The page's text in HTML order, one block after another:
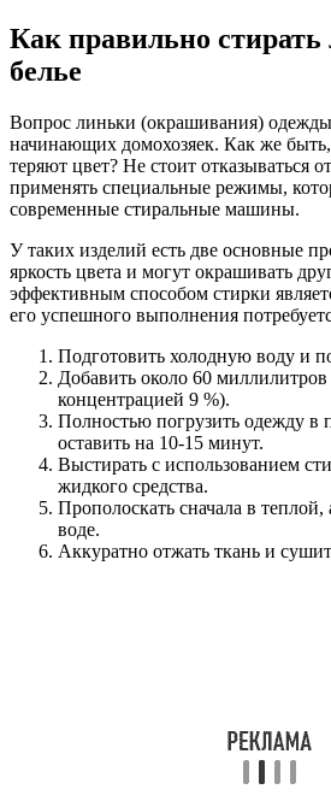
Как правильно
белье
Вопрос линьки (окрашивания)
начинающих домохозяек. Как же
теряют цвет? Не стоит отказываться
применять специальные режимы,
современные стиральные машины.
У таких изделий есть две основные
яркость цвета и могут окрашивать
эффективным способом стирки
его успешного выполнения
Подготовить холодную воду и
Добавить около 60
концентрацией 9 %).
Полностью погрузить одежду в
оставить на 10-15 минут.
Выстирать с использованием
жидкого средства.
Прополоскать сначала в теплой,
воде.
Аккуратно отжать ткань и